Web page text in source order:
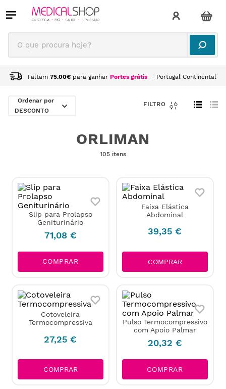
O que procura hoje?
Faltam 75.00€ para ganhar Portes grátis - Portugal Continental
ORLIMAN
DESCONTO
ORLIMAN
105 itens
Slip para Prolapso
Geniturinário
71,08 €
COMPRAR
Faixa Elástica
Abdominal
39,35 €
COMPRAR
Cotoveleira
Termocompressiva
27,25 €
COMPRAR
Pulso Termocompressivo
com Apoio Palmar
20,32 €
COMPRAR